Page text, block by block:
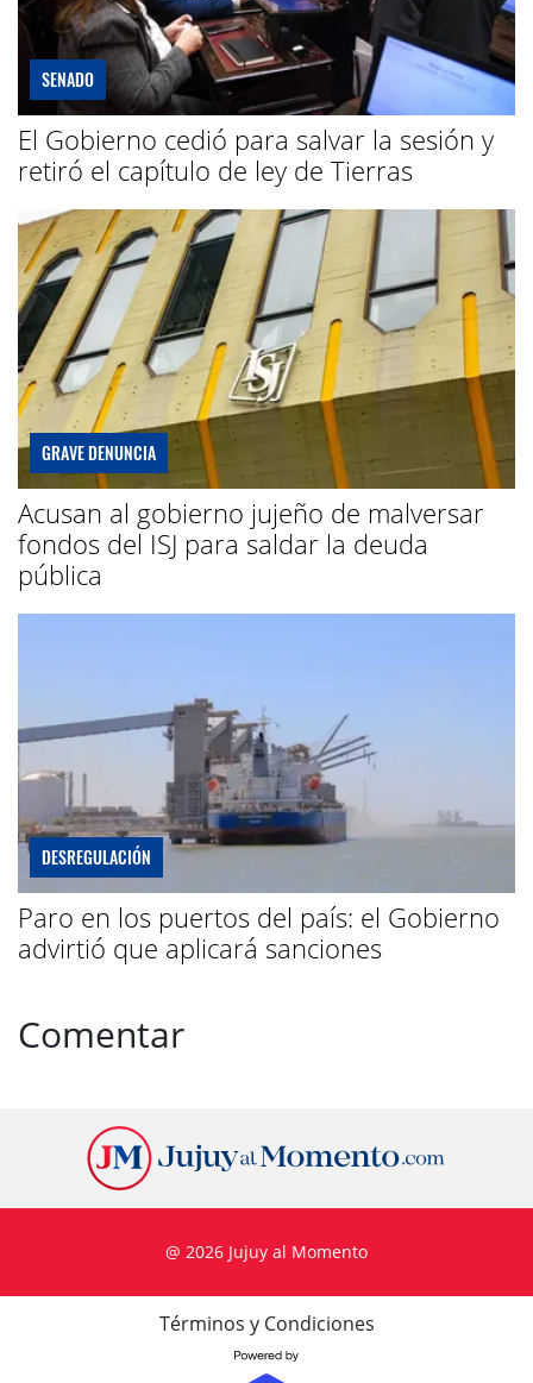
SENADO
El Gobierno cedió para salvar la sesión y
retiró el capítulo de ley de Tierras
GRAVE DENUNCIA
Acusan al gobierno jujeño de malversar
fondos del ISJ para saldar la deuda
pública
DESREGULACIÓN
Paro en los puertos del país: el Gobierno
advirtió que aplicará sanciones
Comentar
@ 2026 Jujuy al Momento
Términos y Condiciones